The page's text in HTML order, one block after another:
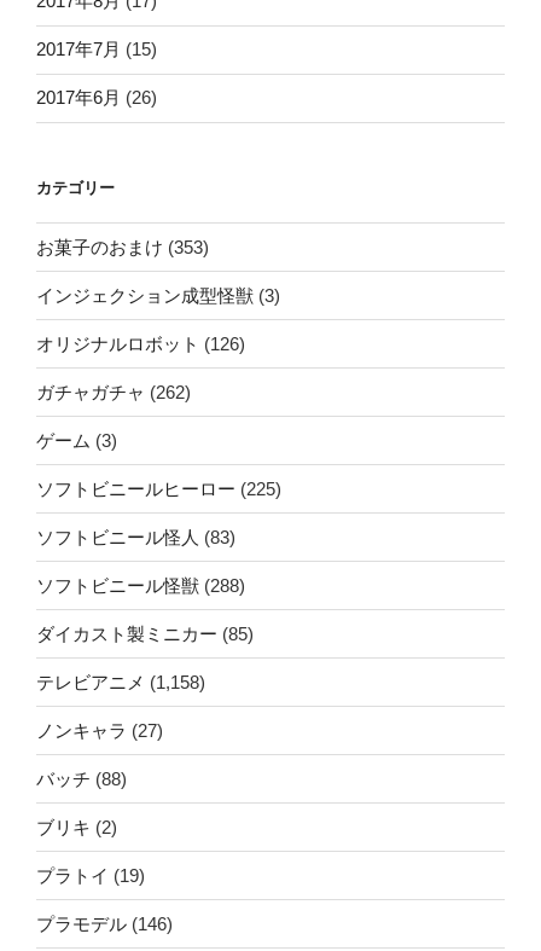
2017年7月 (15)
2017年6月 (26)
カテゴリー
お菓子のおまけ (353)
インジェクション成型怪獣 (3)
オリジナルロボット (126)
ガチャガチャ (262)
ゲーム (3)
ソフトビニールヒーロー (225)
ソフトビニール怪人 (83)
ソフトビニール怪獣 (288)
ダイカスト製ミニカー (85)
テレビアニメ (1,158)
ノンキャラ (27)
バッチ (88)
ブリキ (2)
プラトイ (19)
プラモデル (146)